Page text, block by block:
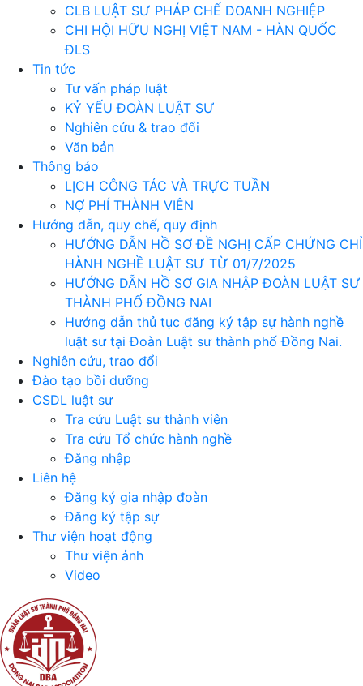
CLB LUẬT SƯ PHÁP CHẾ DOANH NGHIỆP
CHI HỘI HỮU NGHỊ VIỆT NAM - HÀN QUỐC
ĐLS
Tin tức
Tư vấn pháp luật
KỶ YẾU ĐOÀN LUẬT SƯ
Nghiên cứu & trao đổi
Văn bản
Thông báo
LỊCH CÔNG TÁC VÀ TRỰC TUẦN
NỢ PHÍ THÀNH VIÊN
Hướng dẫn, quy chế, quy định
HƯỚNG DẪN HỒ SƠ ĐỀ NGHỊ CẤP CHỨNG CHỈ
HÀNH NGHỀ LUẬT SƯ TỪ 01/7/2025
HƯỚNG DẪN HỒ SƠ GIA NHẬP ĐOÀN LUẬT SƯ
THÀNH PHỐ ĐỒNG NAI
Hướng dẫn thủ tục đăng ký tập sự hành nghề
luật sư tại Đoàn Luật sư thành phố Đồng Nai.
Nghiên cứu, trao đổi
Đào tạo bồi dưỡng
CSDL luật sư
Tra cứu Luật sư thành viên
Tra cứu Tổ chức hành nghề
Đăng nhập
Liên hệ
Đăng ký gia nhập đoàn
Đăng ký tập sự
Thư viện hoạt động
Thư viện ảnh
Video